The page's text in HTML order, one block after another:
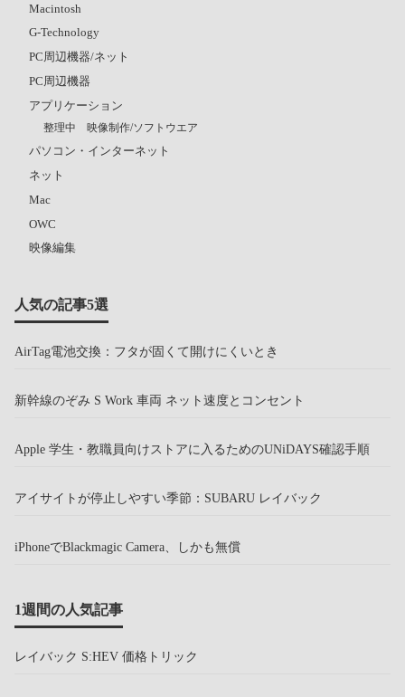
Macintosh
G-Technology
PC周辺機器/ネット
PC周辺機器
アプリケーション
整理中 映像制作/ソフトウエア
パソコン・インターネット
ネット
Mac
OWC
映像編集
人気の記事5選
AirTag電池交換：フタが固くて開けにくいとき
新幹線のぞみ S Work 車両 ネット速度とコンセント
Apple 学生・教職員向けストアに入るためのUNiDAYS確認手順
アイサイトが停止しやすい季節：SUBARU レイバック
iPhoneでBlackmagic Camera、しかも無償
1週間の人気記事
レイバック S:HEV 価格トリック